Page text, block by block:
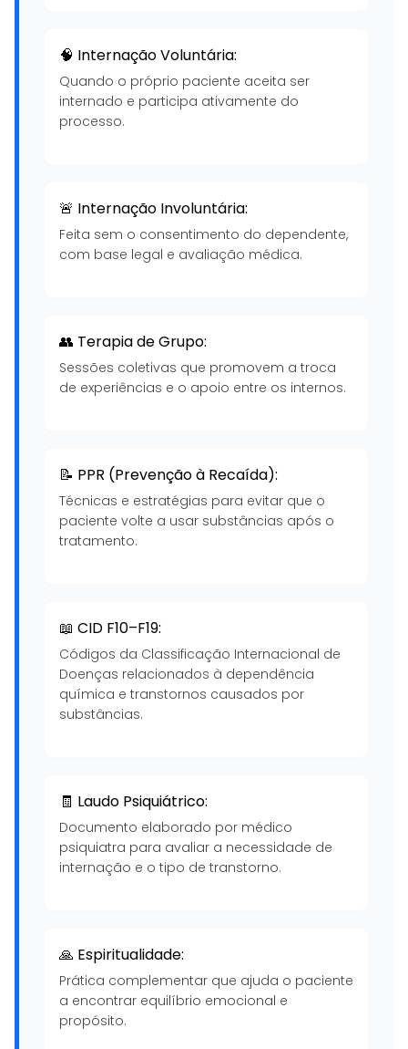
🧠 Internação Voluntária:
Quando o próprio paciente aceita ser
internado e participa ativamente do
processo.
🚨 Internação Involuntária:
Feita sem o consentimento do dependente,
com base legal e avaliação médica.
👥 Terapia de Grupo:
Sessões coletivas que promovem a troca
de experiências e o apoio entre os internos.
📝 PPR (Prevenção à Recaída):
Técnicas e estratégias para evitar que o
paciente volte a usar substâncias após o
tratamento.
📖 CID F10–F19:
Códigos da Classificação Internacional de
Doenças relacionados à dependência
química e transtornos causados por
substâncias.
🧾 Laudo Psiquiátrico:
Documento elaborado por médico
psiquiatra para avaliar a necessidade de
internação e o tipo de transtorno.
🙏 Espiritualidade:
Prática complementar que ajuda o paciente
a encontrar equilíbrio emocional e
propósito.